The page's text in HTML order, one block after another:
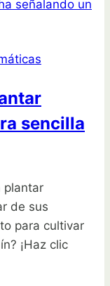
sencilla
plantar
de sus
para cultivar
¡Haz clic